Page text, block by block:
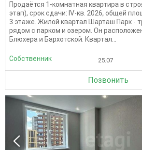
Продаётся 1-комнатная квартира в
этап), срок сдачи: IV-кв. 2026, общей
3 этаже. Жилой квартал Шарташ Парк -
рядом с парком и озером. Он
Блюхера и Бархотской. Квартал...
Собственник 25.07
Позвонить